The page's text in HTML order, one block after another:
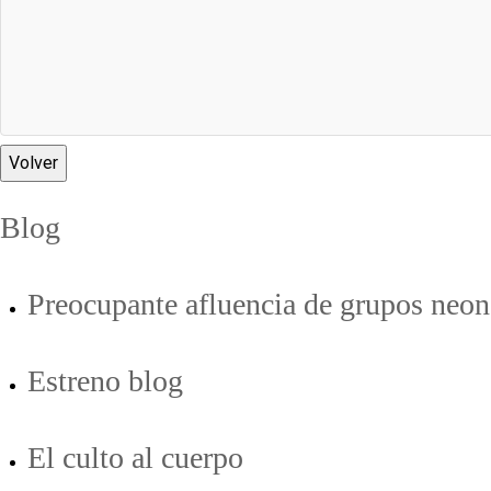
Volver
Blog
Preocupante afluencia de grupos
Estreno blog
El culto al cuerpo